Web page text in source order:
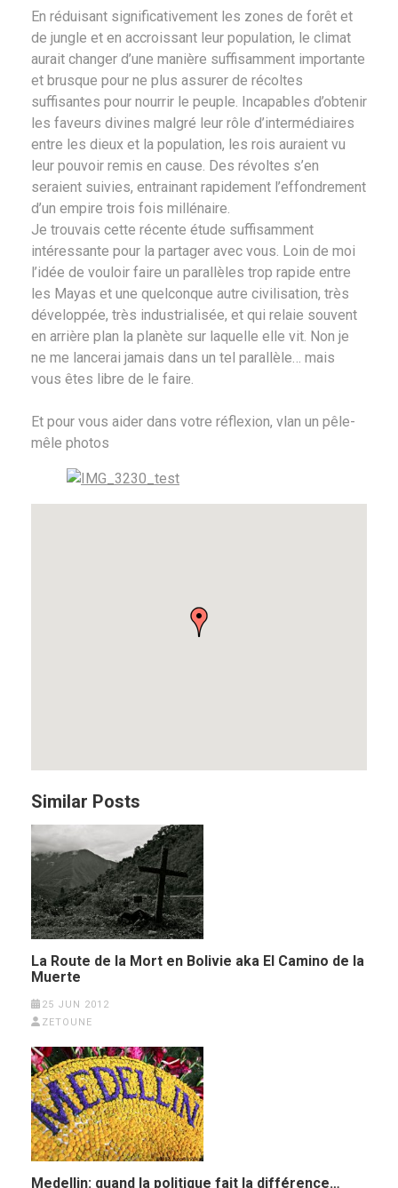
En réduisant significativement les zones de forêt et
de jungle et en accroissant leur population, le climat
aurait changer d’une manière suffisamment importante
et brusque pour ne plus assurer de récoltes
suffisantes pour nourrir le peuple. Incapables d’obtenir
les faveurs divines malgré leur rôle d’intermédiaires
entre les dieux et la population, les rois auraient vu
leur pouvoir remis en cause. Des révoltes s’en
seraient suivies, entrainant rapidement l’effondrement
d’un empire trois fois millénaire.
Je trouvais cette récente étude suffisamment
intéressante pour la partager avec vous. Loin de moi
l’idée de vouloir faire un parallèles trop rapide entre
les Mayas et une quelconque autre civilisation, très
développée, très industrialisée, et qui relaie souvent
en arrière plan la planète sur laquelle elle vit. Non je
ne me lancerai jamais dans un tel parallèle… mais
vous êtes libre de le faire.
Et pour vous aider dans votre réflexion, vlan un pêle-
mêle photos
Similar Posts
La Route de la Mort en Bolivie aka El Camino de la
Muerte
25 JUN 2012
ZETOUNE
Medellin: quand la politique fait la différence…